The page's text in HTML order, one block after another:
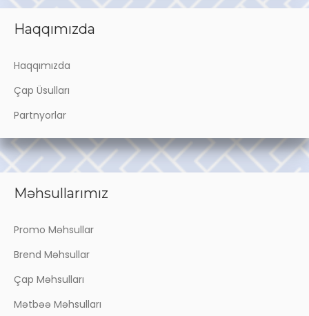
Haqqımızda
Haqqımızda
Çap Üsulları
Partnyorlar
Məhsullarımız
Promo Məhsullar
Brend Məhsullar
Çap Məhsulları
Mətbəə Məhsulları